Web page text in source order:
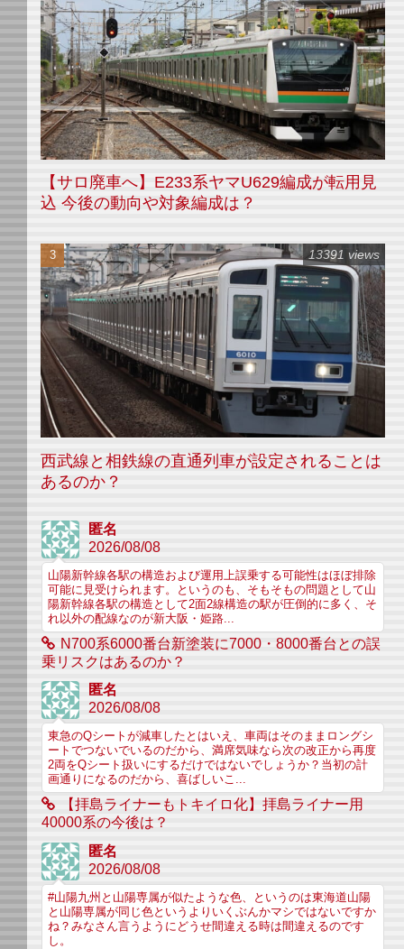
【サロ廃車へ】E233系ヤマU629編成が転用見
込 今後の動向や対象編成は？
西武線と相鉄線の直通列車が設定されることは
あるのか？
13391 views
匿名
2026/08/08
山陽新幹線各駅の構造および運用上誤乗する可能性はほぼ排除
可能に見受けられます。というのも、そもそもの問題として山
陽新幹線各駅の構造として2面2線構造の駅が圧倒的に多く、そ
れ以外の配線なのが新大阪・姫路...
N700系6000番台新塗装に7000・8000番台との誤
乗リスクはあるのか？
匿名
2026/08/08
東急のQシートが減車したとはいえ、車両はそのままロングシ
ートでつないでいるのだから、満席気味なら次の改正から再度
2両をQシート扱いにするだけではないでしょうか？当初の計
画通りになるのだから、喜ばしいこ...
【拝島ライナーもトキイロ化】拝島ライナー用
40000系の今後は？
匿名
2026/08/08
#山陽九州と山陽専属が似たような色、というのは東海道山陽
と山陽専属が同じ色というよりいくぶんかマシではないですか
ね？みなさん言うようにどうせ間違える時は間違えるのです
し。